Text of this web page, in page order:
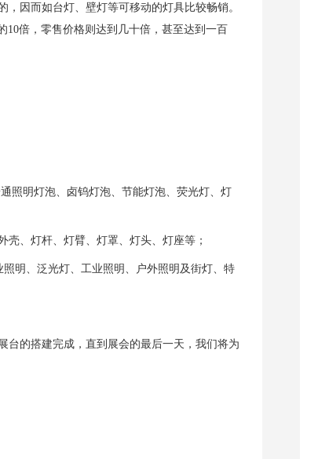
因而如台灯、壁灯等可移动的灯具比较畅销。
10倍，零售价格则达到几十倍，甚至达到一百
照明灯泡、卤钨灯泡、节能灯泡、荧光灯、灯
、灯杆、灯臂、灯罩、灯头、灯座等；
照明、泛光灯、工业照明、户外照明及街灯、特
台的搭建完成，直到展会的最后一天，我们将为